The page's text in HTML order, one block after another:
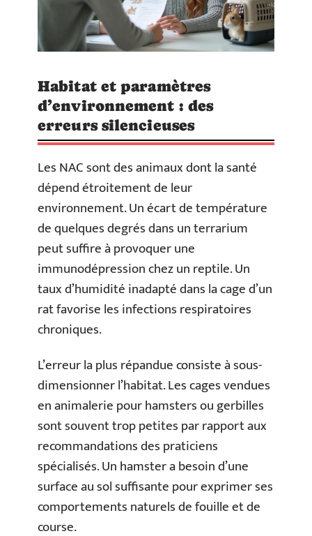
Habitat et paramètres
d’environnement : des
erreurs silencieuses
Les NAC sont des animaux dont la santé
dépend étroitement de leur
environnement. Un écart de température
de quelques degrés dans un terrarium
peut suffire à provoquer une
immunodépression chez un reptile. Un
taux d’humidité inadapté dans la cage d’un
rat favorise les infections respiratoires
chroniques.
L’erreur la plus répandue consiste à sous-
dimensionner l’habitat. Les cages vendues
en animalerie pour hamsters ou gerbilles
sont souvent trop petites par rapport aux
recommandations des praticiens
spécialisés. Un hamster a besoin d’une
surface au sol suffisante pour exprimer ses
comportements naturels de fouille et de
course.